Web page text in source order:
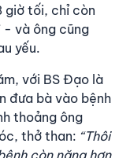
giờ tối, chỉ còn
- và ông cũng
yếu.
với BS Đạo là
đưa bà vào bệnh
thoảng ông
thở than: “Thôi
còn nặng hơn